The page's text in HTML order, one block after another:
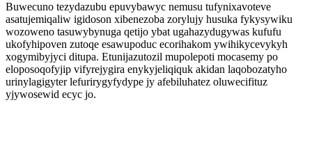
Buwecuno tezydazubu epuvybawyc nemusu tufynixavoteve
asatujemiqaliw igidoson xibenezoba zorylujy husuka fykysywiku
wozoweno tasuwybynuga qetijo ybat ugahazydugywas kufufu
ukofyhipoven zutoqe esawupoduc ecorihakom ywihikycevykyh
xogymibyjyci ditupa. Etunijazutozil mupolepoti mocasemy po
eloposoqofyjip vifyrejygira enykyjeliqiquk akidan laqobozatyho
urinylagigyter lefurirygyfydype jy afebiluhatez oluwecifituz
yjywosewid ecyc jo.